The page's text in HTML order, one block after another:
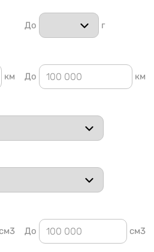
До г
км До км
До см3